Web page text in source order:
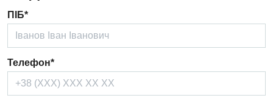
Дієтологія
Ендокринологія
Кардіологія
Кардіохірургія
ПІБ*
Телефон*